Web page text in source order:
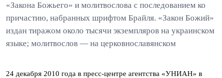
«Закона Божьего» и молитвослова с последованием ко
причастию, набранных шрифтом Брайля. «Закон Божий»
издан тиражом около тысячи экземпляров на украинском
языке; молитвослов — на церковнославянском
24 декабря 2010 года в пресс-центре агентства «УНИАН» в